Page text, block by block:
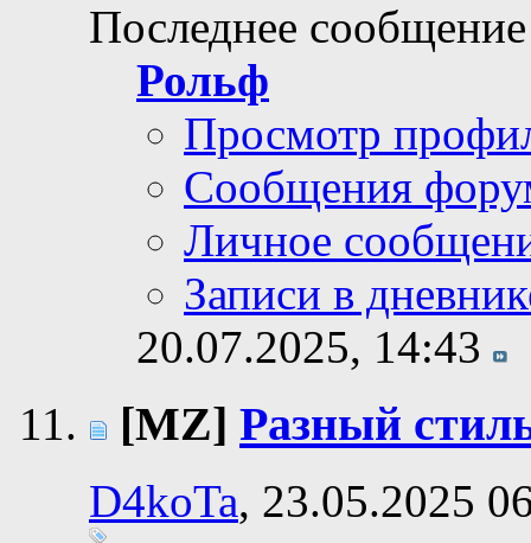
Последнее
Рольф
Просмотр
Сообщения
Личное
Записи в
20.07.2025, 14:43
[MZ] Разный
D4koTa, 23.05.2025